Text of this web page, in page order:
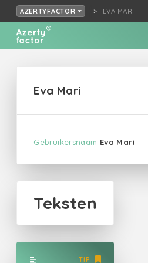
AZERTYFACTOR EVA MARI
Eva Mari
Gebruikersnaam Eva Mari
Teksten
TIP